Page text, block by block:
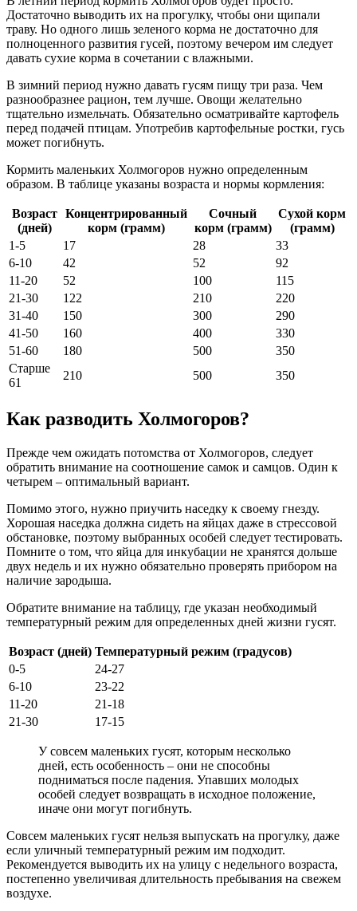
Достаточно выводить их на прогулку, чтобы они щипали
траву. Но одного лишь зеленого корма не достаточно для
полноценного развития гусей, поэтому вечером им следует
давать сухие корма в сочетании с влажными.
В зимний период нужно давать гусям пищу три раза. Чем
разнообразнее рацион, тем лучше. Овощи желательно
тщательно измельчать. Обязательно осматривайте картофель
перед подачей птицам. Употребив картофельные ростки, гусь
может погибнуть.
Кормить маленьких Холмогоров нужно определенным
образом. В таблице указаны возраста и нормы кормления:
Возраст
(дней)
Концентрированный
корм (грамм)
Сочный
корм (грамм)
Сухой корм
(грамм)
1-5
17 28
33
6-10
42 52
92
11-20
52 100
115
21-30
122 210
220
31-40
150 300
290
41-50
160 400
330
51-60
180 500
350
Старше
61
210 500 350
Как разводить Холмогоров?
Прежде чем ожидать потомства от Холмогоров, следует
обратить внимание на соотношение самок и самцов. Один к
четырем – оптимальный вариант.
Помимо этого, нужно приучить наседку к своему гнезду.
Хорошая наседка должна сидеть на яйцах даже в стрессовой
обстановке, поэтому выбранных особей следует тестировать.
Помните о том, что яйца для инкубации не хранятся дольше
двух недель и их нужно обязательно проверять прибором на
наличие зародыша.
Обратите внимание на таблицу, где указан необходимый
температурный режим для определенных дней жизни гусят.
Возраст (дней) Температурный режим (градусов)
0-5
24-27
6-10
23-22
11-20
21-18
21-30
17-15
У совсем маленьких гусят, которым несколько
дней, есть особенность – они не способны
подниматься после падения. Упавших молодых
особей следует возвращать в исходное положение,
иначе они могут погибнуть.
Совсем маленьких гусят нельзя выпускать на прогулку, даже
если уличный температурный режим им подходит.
Рекомендуется выводить их на улицу с недельного возраста,
постепенно увеличивая длительность пребывания на свежем
воздухе.